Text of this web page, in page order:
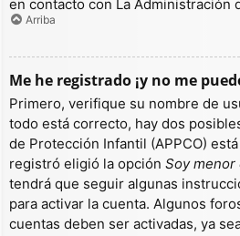
en contacto con La Administración
Arriba
Me he registrado ¡y no me
Primero, verifique su nombre de
todo está correcto, hay dos
de Protección Infantil (APPCO)
registró eligió la opción Soy menor
tendrá que seguir algunas
para activar la cuenta. Algunos
cuentas deben ser activadas, ya